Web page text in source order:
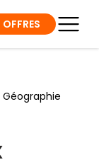
Géographie